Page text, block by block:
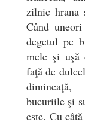
zilnic hrana
Când
degetul pe
mele şi uşă
faţă de
dimineaţă,
bucuriile şi
este. Cu